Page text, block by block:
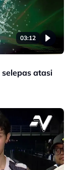
03:12
selepas atasi